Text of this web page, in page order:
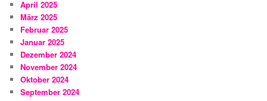
April 2025
März 2025
Februar 2025
Januar 2025
Dezember 2024
November 2024
Oktober 2024
September 2024